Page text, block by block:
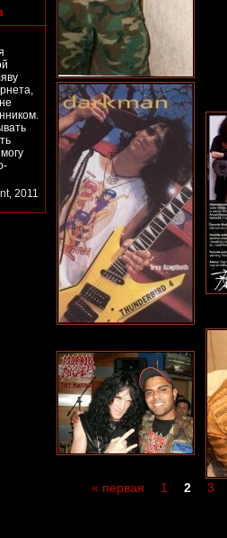
2011
« первая 1 2 3